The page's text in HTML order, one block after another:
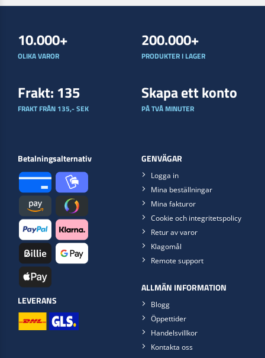
10.000+
OLIKA VAROR
200.000+
PRODUKTER I LAGER
Frakt: 135
FRAKT FRÅN 135,- SEK
Skapa ett konto
PÅ TVÅ MINUTER
Betalningsalternativ
LEVERANS
GENVÄGAR
Logga in
Mina beställningar
Mina fakturor
Cookie och integritetspolicy
Retur av varor
Klagomål
Remote support
ALLMÄN INFORMATION
Blogg
Öppettider
Handelsvillkor
Kontakta oss